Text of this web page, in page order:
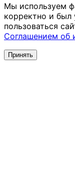
Мы используем
корректно и был
пользоваться
Соглашением об
Принять